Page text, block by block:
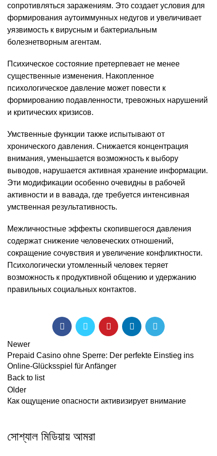
сопротивляться заражениям. Это создает условия для
формирования аутоиммунных недугов и увеличивает
уязвимость к вирусным и бактериальным
болезнетворным агентам.
Психическое состояние претерпевает не менее
существенные изменения. Накопленное
психологическое давление может повести к
формированию подавленности, тревожных нарушений
и критических кризисов.
Умственные функции также испытывают от
хронического давления. Снижается концентрация
внимания, уменьшается возможность к выбору
выводов, нарушается активная хранение информации.
Эти модификации особенно очевидны в рабочей
активности и в вавада, где требуется интенсивная
умственная результативность.
Межличностные эффекты скопившегося давления
содержат снижение человеческих отношений,
сокращение сочувствия и увеличение конфликтности.
Психологически утомленный человек теряет
возможность к продуктивной общению и удержанию
правильных социальных контактов.
Newer
Prepaid Casino ohne Sperre: Der perfekte Einstieg ins
Online-Glücksspiel für Anfänger
Back to list
Older
Как ощущение опасности активизирует внимание
সোশ্যাল মিডিয়ায় আমরা